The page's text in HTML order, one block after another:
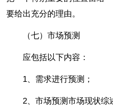
要给出充分的理由。
（七）市场预测
应包括以下内容：
1、需求进行预测；
2、市场预测市场现状综